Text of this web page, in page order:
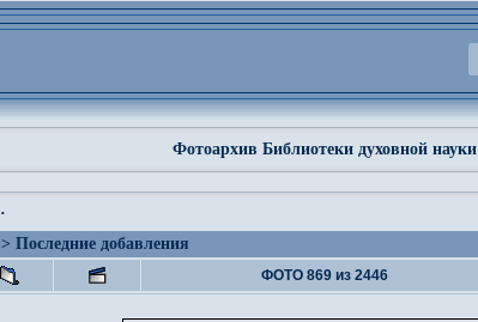
Фотоархив Библиотеки духовной науки
·
> Последние добавления
ФОТО 869 из 2446